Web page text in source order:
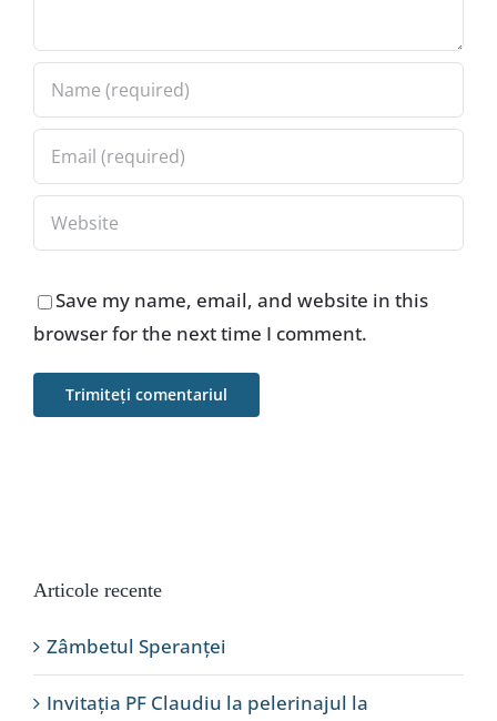
Save my name, email, and website in this
browser for the next time I comment.
Articole recente
Zâmbetul Speranței
Invitația PF Claudiu la pelerinajul la